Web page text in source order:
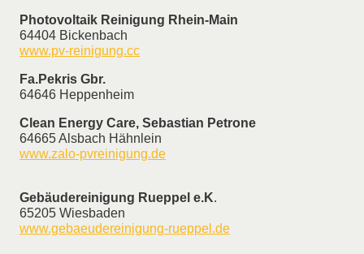
Photovoltaik Reinigung Rhein-Main
64404 Bickenbach
www.pv-reinigung.cc
Fa.Pekris Gbr.
64646 Heppenheim
Clean Energy Care, Sebastian Petrone
64665 Alsbach Hähnlein
www.zalo-pvreinigung.de
Gebäudereinigung Rueppel e.K.
65205 Wiesbaden
www.gebaeudereinigung-rueppel.de